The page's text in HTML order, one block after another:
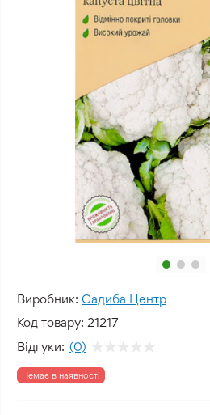
Виробник: Садиба Центр
Код товару: 21217
Відгуки: (0)
Немає в наявності